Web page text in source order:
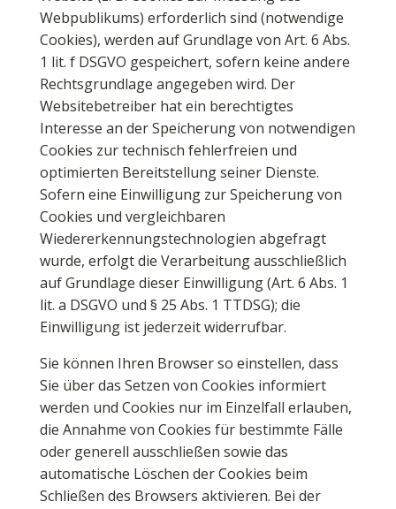
Webpublikums) erforderlich sind (notwendige
Cookies), werden auf Grundlage von Art. 6 Abs.
1 lit. f DSGVO gespeichert, sofern keine andere
Rechtsgrundlage angegeben wird. Der
Websitebetreiber hat ein berechtigtes
Interesse an der Speicherung von notwendigen
Cookies zur technisch fehlerfreien und
optimierten Bereitstellung seiner Dienste.
Sofern eine Einwilligung zur Speicherung von
Cookies und vergleichbaren
Wiedererkennungstechnologien abgefragt
wurde, erfolgt die Verarbeitung ausschließlich
auf Grundlage dieser Einwilligung (Art. 6 Abs. 1
lit. a DSGVO und § 25 Abs. 1 TTDSG); die
Einwilligung ist jederzeit widerrufbar.
Sie können Ihren Browser so einstellen, dass
Sie über das Setzen von Cookies informiert
werden und Cookies nur im Einzelfall erlauben,
die Annahme von Cookies für bestimmte Fälle
oder generell ausschließen sowie das
automatische Löschen der Cookies beim
Schließen des Browsers aktivieren. Bei der